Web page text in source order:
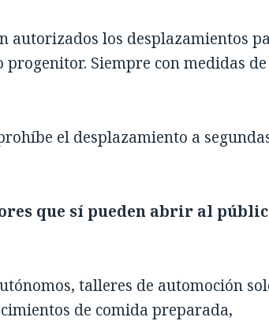
autorizados los desplazamientos
Siempre con medidas de
el desplazamiento a
que sí pueden abrir al
talleres de automoción
de comida preparada,